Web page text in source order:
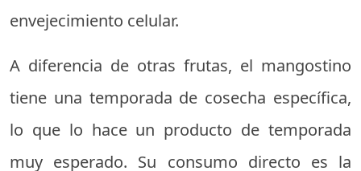
envejecimiento celular.
A diferencia de otras frutas, el mangostino
tiene una temporada de cosecha específica,
lo que lo hace un producto de temporada
muy esperado. Su consumo directo es la